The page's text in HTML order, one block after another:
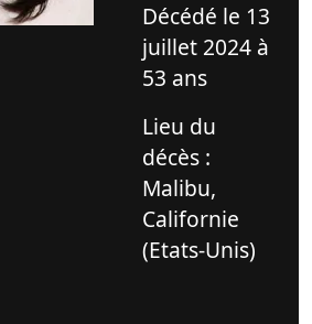
Décédé le 13
juillet 2024 à
53 ans
Lieu du
décès :
Malibu,
Californie
(Etats-Unis)